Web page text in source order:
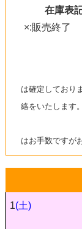
在庫表
×:販売終了
※リク
リクエ
は確定しており
絡をいたします。
3営業
はお手数ですが
1(土)